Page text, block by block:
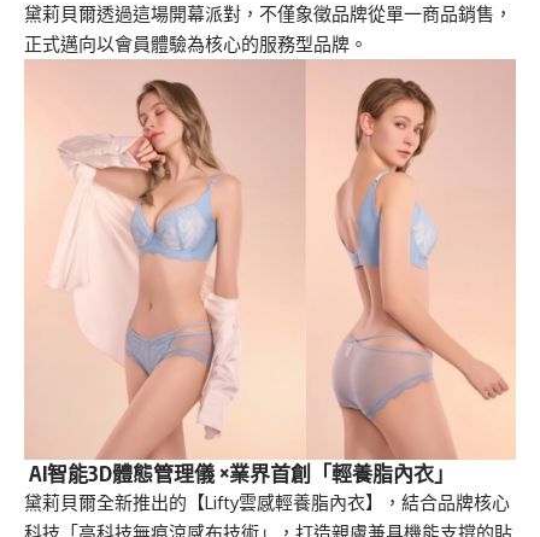
黛莉貝爾透過這場開幕派對，不僅象徵品牌從單一商品銷售，
正式邁向以會員體驗為核心的服務型品牌。
AI智能3D體態管理儀 ×業界首創「輕養脂內衣」
黛莉貝爾全新推出的【Lifty雲感輕養脂內衣】，結合品牌核心